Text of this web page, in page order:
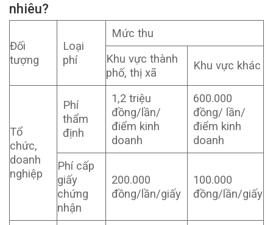
nhiêu?
Đối
tượng
Loại
phí
Mức thu
Khu vực thành
phố, thị xã
Khu vực khác
Tổ
chức,
doanh
nghiệp
Phí
thẩm
định
1,2 triệu
đồng/lần/
điểm kinh
doanh
600.000
đồng/ lần/
điểm kinh
doanh
Phí cấp
giấy
chứng
nhận
200.000
đồng/lần/giấy
100.000
đồng/lần/giấy